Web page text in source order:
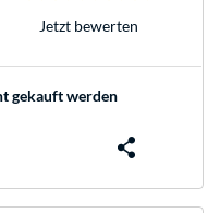
Jetzt bewerten
gekauft werden